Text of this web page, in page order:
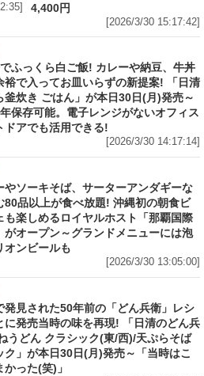
4,400円
[2026/3/30 15:17:42]
ふっくら白ご飯! カレーや納豆、牛丼
裕で入ってお皿いらずの新提案! 「日清
釜炊き ごはん」が本日30日(月)発売～
保存可能。電子レンジがないオフィス
ドアでも活用できる!
[2026/3/30 14:17:14]
やソーキそば、サーターアンダギーな
80品以上が食べ放題! 沖縄初の朝食ビ
も楽しめるロイヤルホスト「那覇国際
がオープン～グランドメニューには泡
オンビールも
[2026/3/30 13:05:00]
発見された50年前の「どん兵衛」レシ
に発売当時の味を再現! 「日清のどん兵
うどん クラシック(東/西)/天ぷらそば
ク」が本日30日(月)発売～「当時はこ
った(笑)」